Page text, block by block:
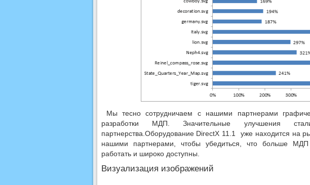
Мы тесно сотрудничаем с нашими партнерами
разработки МДП. Значительные улучшения
партнерства.Оборудование DirectX 11.1 уже находится на
нашими партнерами, чтобы убедиться, что больше
работать и широко доступны.
Визуализация изображений